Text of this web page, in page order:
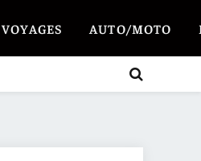
VOYAGES AUTO/MOTO